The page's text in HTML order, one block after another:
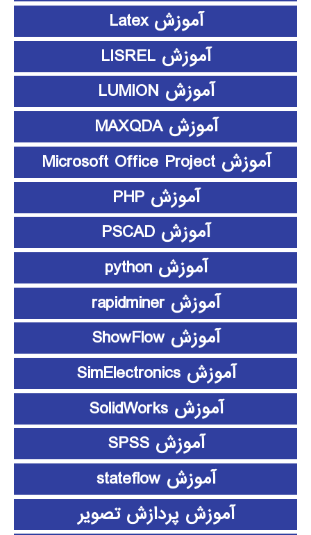
آموزش Latex
آموزش LISREL
آموزش LUMION
آموزش MAXQDA
آموزش Microsoft Office Project
آموزش PHP
آموزش PSCAD
آموزش python
آموزش rapidminer
آموزش ShowFlow
آموزش SimElectronics
آموزش SolidWorks
آموزش SPSS
آموزش stateflow
آموزش پردازش تصویر